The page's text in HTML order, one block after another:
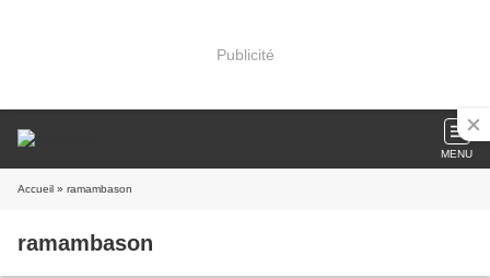
Publicité
MENU
Accueil » ramambason
ramambason